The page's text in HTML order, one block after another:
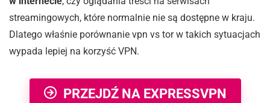
streamingowych, które normalnie nie są dostępne w kraju.
Dlatego właśnie porównanie vpn vs tor w takich sytuacjach
wypada lepiej na korzyść VPN.
PRZEJDŹ NA EXPRESSVPN